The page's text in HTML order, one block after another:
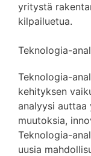
yritystä
kilpailuetua.
Teknologia-
Teknologia-
kehityksen
analyysi auttaa
muutoksia,
Teknologia-
uusia